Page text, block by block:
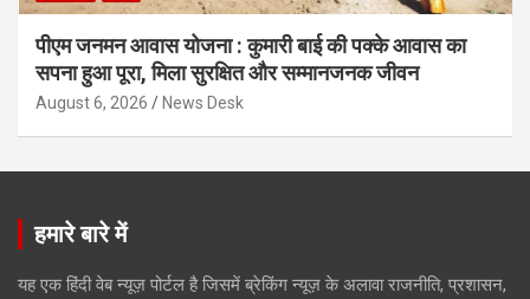
पीएम जनमन आवास योजना : कुमारी बाई की पक्के आवास का
सपना हुआ पूरा, मिला सुरक्षित और सम्मानजनक जीवन
August 6, 2026 News Desk
हमारे बारे में
यह एक हिंदी वेब न्यूज़ पोर्टल है जिसमें ब्रेकिंग न्यूज़ के अलावा राजनीति, प्रशासन,